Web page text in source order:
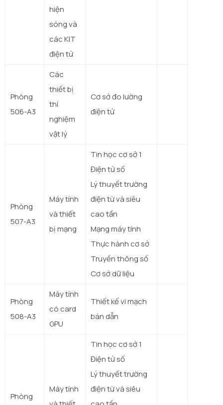
hiện
sóng và
các KIT
điện tử
Phòng
506-A3
Các
thiết bị
thí
nghiệm
vật lý
Cơ sở đo lường
điện tử
Phòng
507-A3
Máy tính
và thiết
bị mạng
Tin học cơ sở 1
Điện tử số
Lý thuyết trường
điện từ và siêu
cao tần
Mạng máy tính
Thực hành cơ sở
Truyền thông số
Cơ sở dữ liệu
Phòng
508-A3
Máy tính
có card
GPU
Thiết kế vi mạch
bán dẫn
Phòng
Máy tính
Tin học cơ sở 1
Điện tử số
Lý thuyết trường
điện từ và siêu